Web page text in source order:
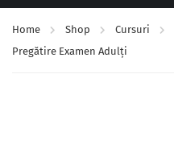
Home Shop Cursuri
Pregătire Examen Adulți